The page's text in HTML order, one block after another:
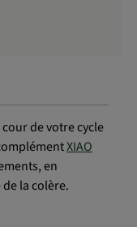
de votre cycle
XIAO
en
la colère.